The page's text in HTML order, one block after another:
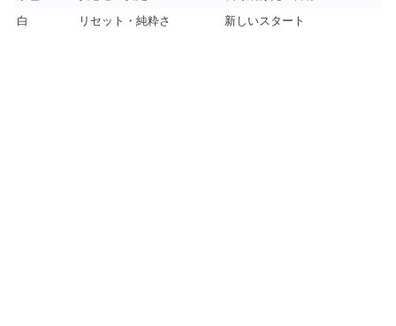
白
リセット・純粋さ 新しいスタート